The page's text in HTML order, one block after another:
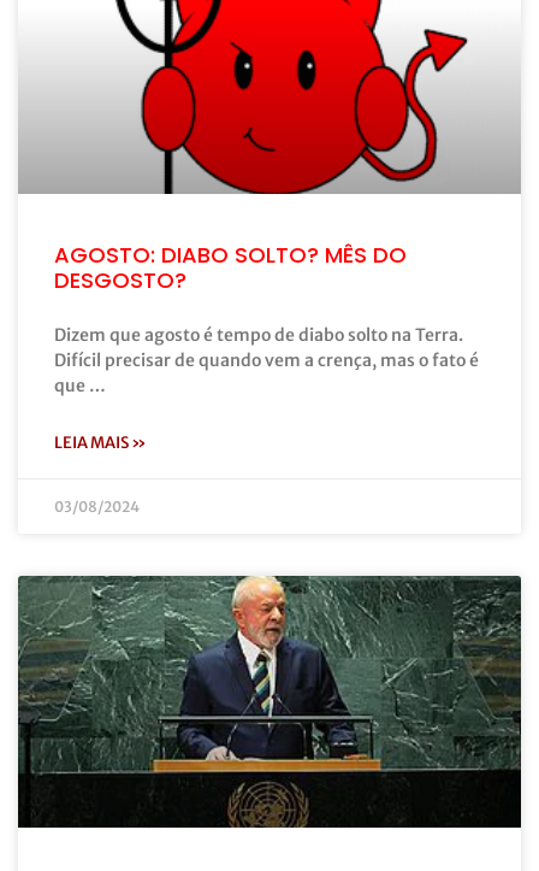
AGOSTO: DIABO SOLTO? MÊS DO
DESGOSTO?
Dizem que agosto é tempo de diabo solto na Terra.
Difícil precisar de quando vem a crença, mas o fato é
que …
LEIA MAIS »
03/08/2024